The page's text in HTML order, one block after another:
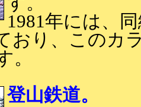
1981年には、
おり、このカ
。
登山鉄道。